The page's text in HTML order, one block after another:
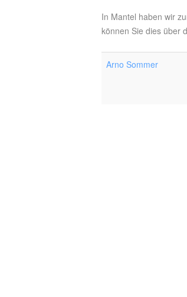
In Mantel haben wir
können Sie dies über
Arno Sommer